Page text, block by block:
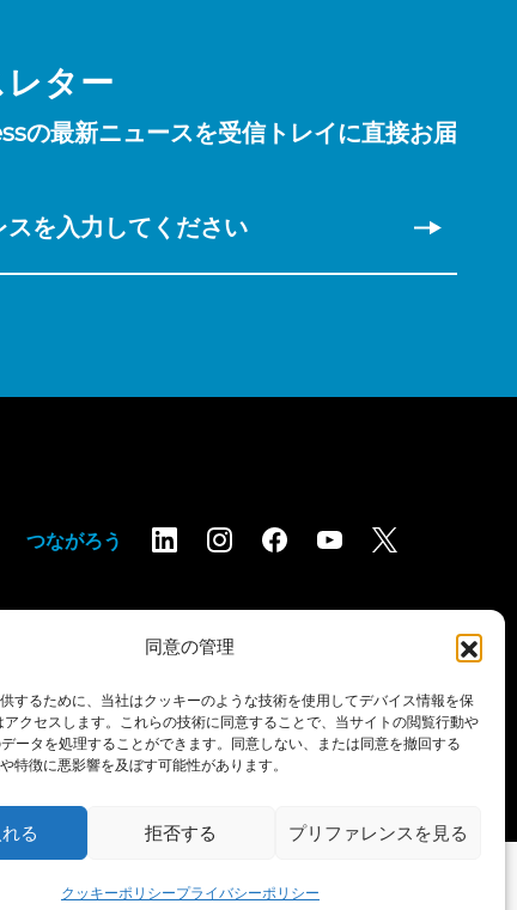
同意の管理
するために、当社はクッキーのような技術を使用してデバイス情報を保
クセスします。これらの技術に同意することで、当サイトの閲覧行動や
ータを処理することができます。同意しない、または同意を撤回する
特徴に悪影響を及ぼす可能性があります。
る 拒否する プリファレンスを見る
クッキーポリシープライバシーポリシー
ター
の最新ニュースを受信トレイに直接お届
スを入力してください
つながろう
用条件 アクセシビリティ・ステートメント